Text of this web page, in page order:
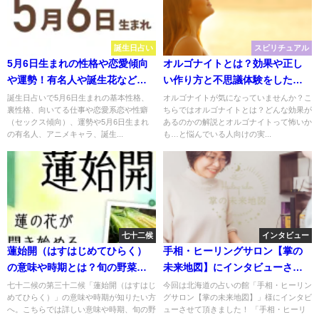
誕生日占い
5月6日生まれの性格や恋愛傾向
や運勢！有名人や誕生花など完
全紹介！【誕生日占い】
誕生日占いで5月6日生まれの基本性格、
裏性格、向いてる仕事や恋愛系恋や性癖
（セックス傾向）、運勢や5月6日生まれ
の有名人、アニメキャラ、誕生...
スピリチュアル
オルゴナイトとは？効果や正し
い作り方と不思議体験をした口
コミまで完全紹介！
オルゴナイトが気になっていませんか？こ
ちらではオルゴナイトとは？どんな効果が
あるのかの解説とオルゴナイトって怖いか
も…と悩んでいる人向けの実...
七十二候
蓮始開（はすはじめてひらく）
の意味や時期とは？旬の野菜、
魚、草花、行事まで完全紹介！
【七十二候・第三十二候】
七十二候の第三十二候「蓮始開（はすはじ
めてひらく）」の意味や時期が知りたい方
へ。こちらでは詳しい意味や時期、旬の野
インタビュー
手相・ヒーリングサロン【掌の
未来地図】にインタビューさせ
て頂きました【口コミ有り】
今回は北海道の占いの館「手相・ヒーリン
グサロン【掌の未来地図】」様にインタビ
ューさせて頂きました！ 「手相・ヒーリ